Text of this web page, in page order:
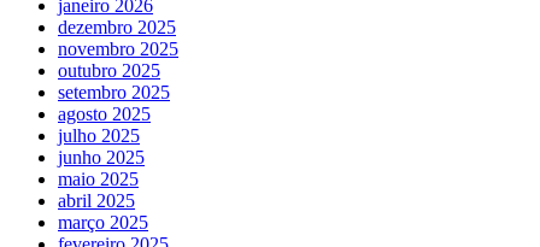
janeiro 2026
dezembro 2025
novembro 2025
outubro 2025
setembro 2025
agosto 2025
julho 2025
junho 2025
maio 2025
abril 2025
março 2025